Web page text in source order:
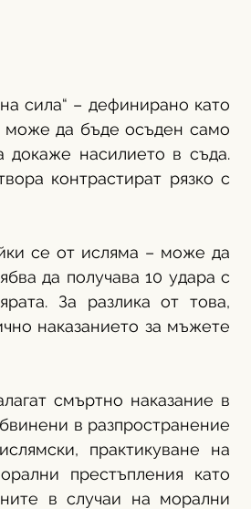
сила“ – дефинирано като
може да бъде осъден само
докаже насилието в съда.
контрастират рязко с
се от исляма – може да
да получава 10 удара с
За разлика от това,
наказанието за мъжете
смъртно наказание в
в разпространение
практикуване на
престъпления като
в случаи на морални